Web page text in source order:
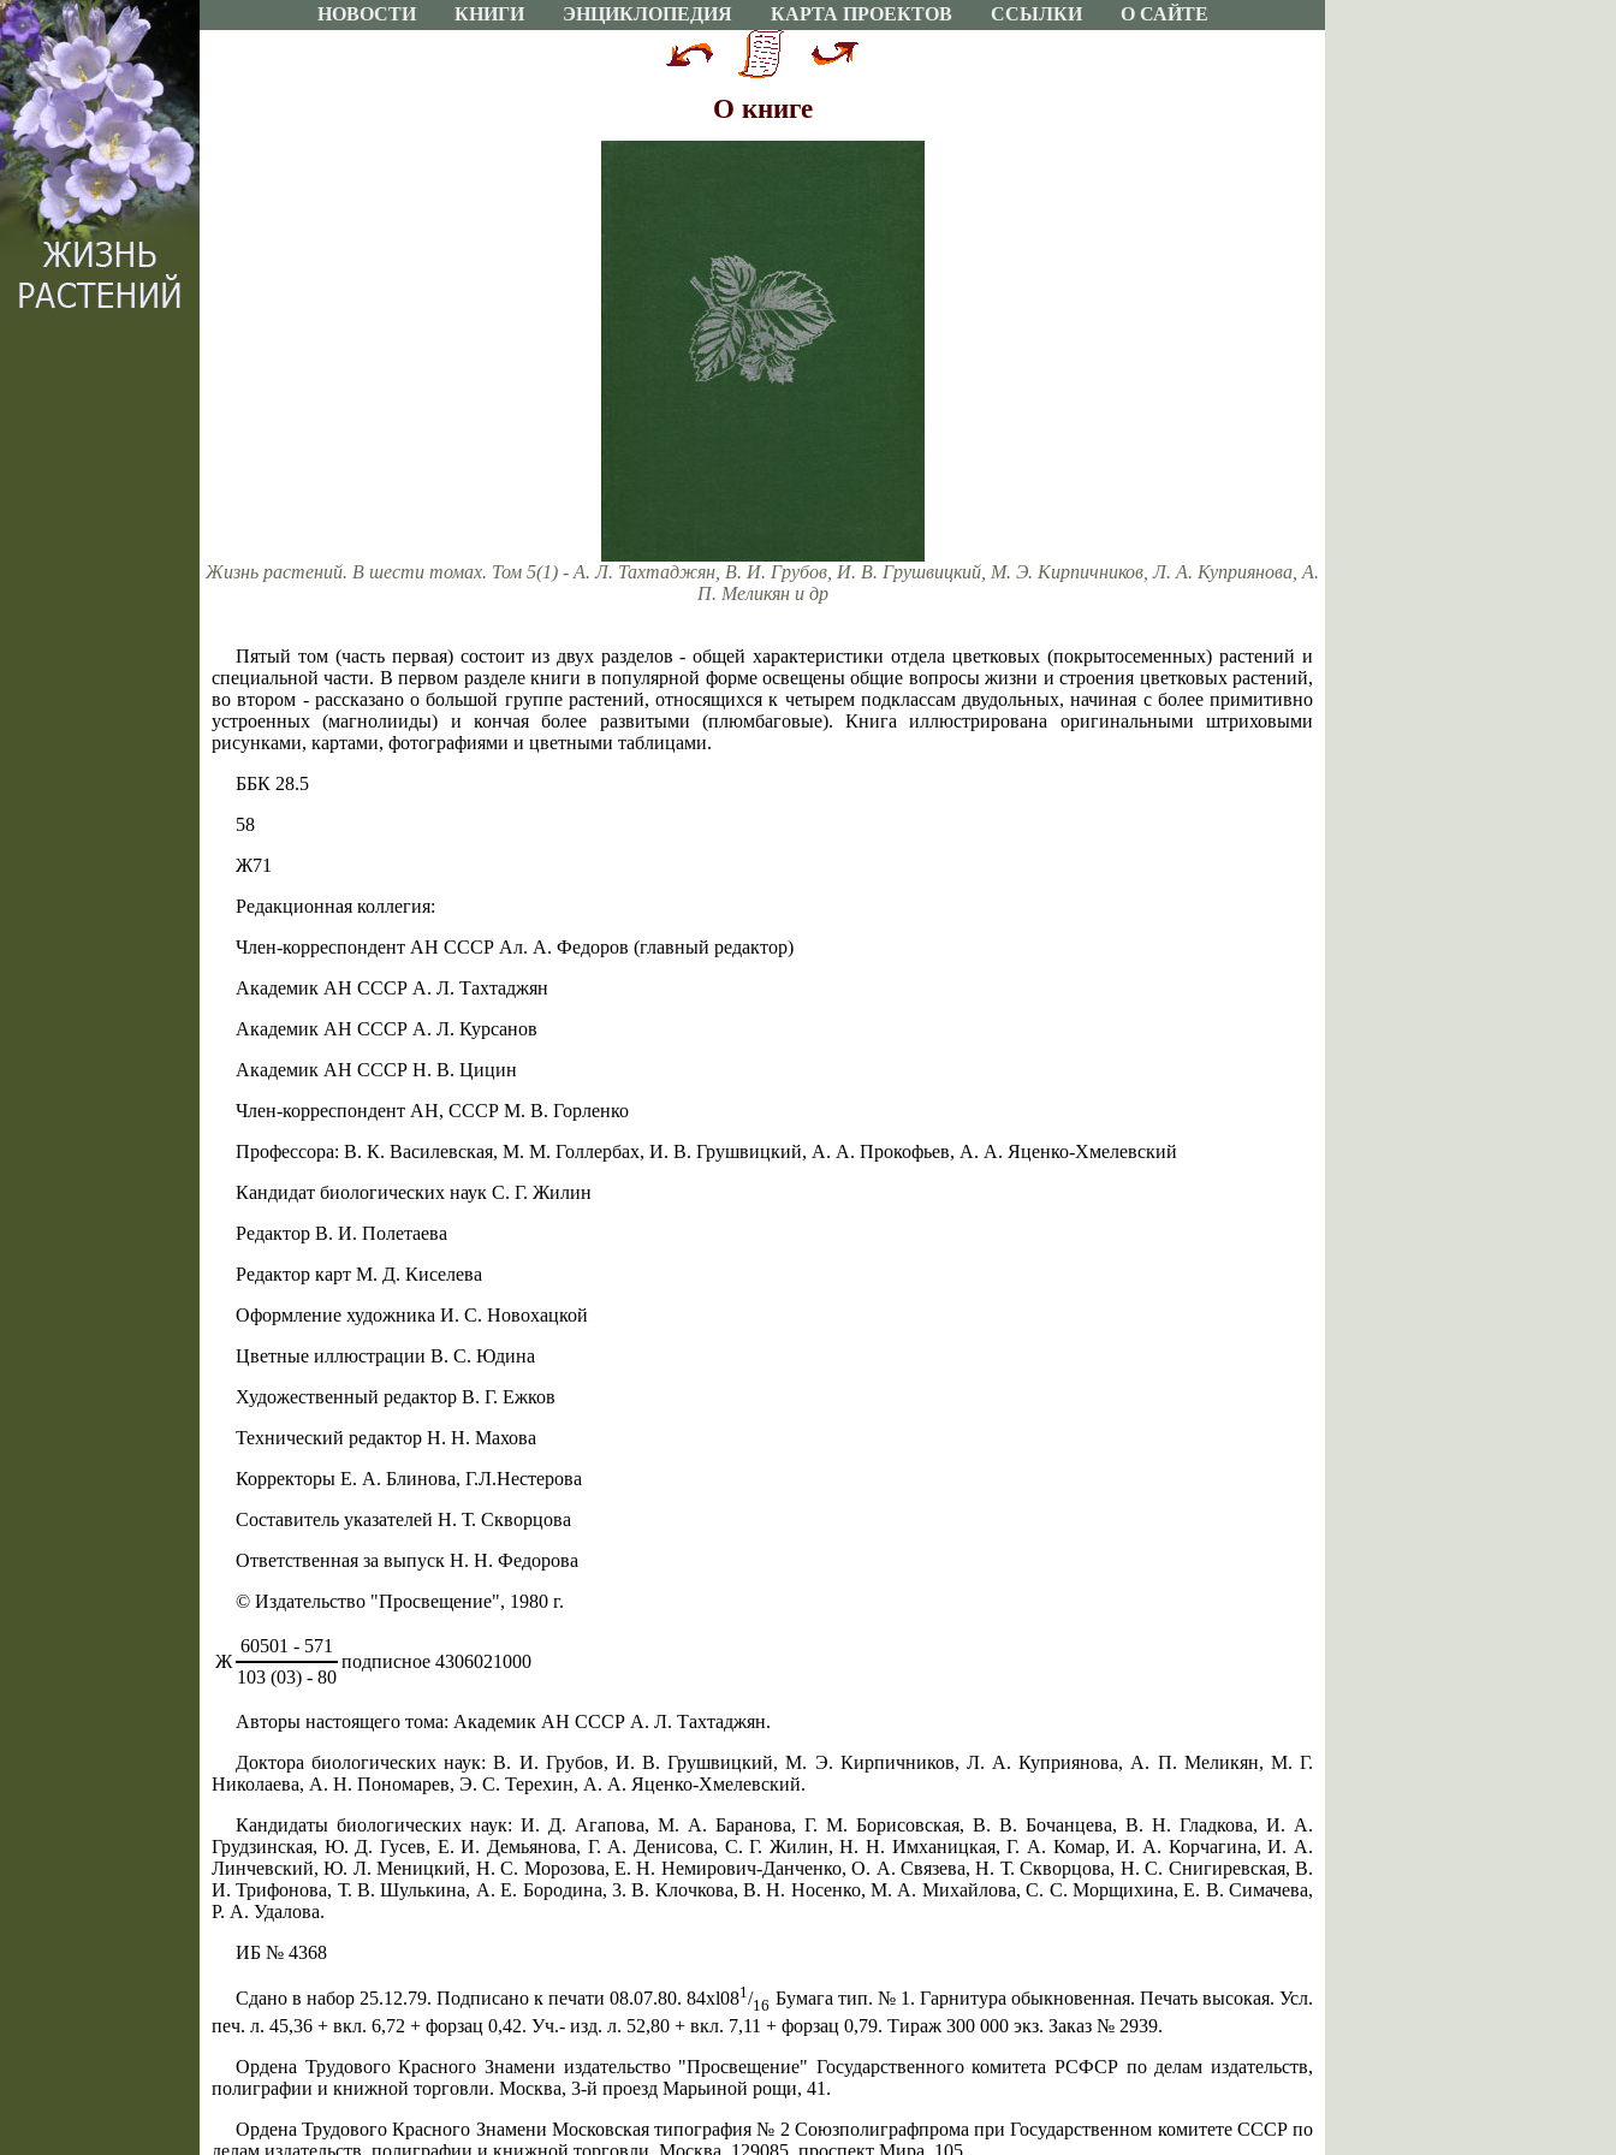
НОВОСТИ КНИГИ ЭНЦИКЛОПЕДИЯ КАРТА ПРОЕКТОВ ССЫЛКИ О САЙТЕ
О книге
Жизнь растений. В шести томах. Том 5(1) - A. Л. Тахтаджян, B. И. Грубов, И. В. Грушвицкий, М. Э. Кирпичников, Л. А. Куприянова, А.
П. Меликян и др
Пятый том (часть первая) состоит из двух разделов - общей характеристики отдела цветковых (покрытосеменных) растений и
специальной части. В первом разделе книги в популярной форме освещены общие вопросы жизни и строения цветковых растений,
во втором - рассказано о большой группе растений, относящихся к четырем подклассам двудольных, начиная с более примитивно
устроенных (магнолииды) и кончая более развитыми (плюмбаговые). Книга иллюстрирована оригинальными штриховыми
рисунками, картами, фотографиями и цветными таблицами.
ББК 28.5
58
Ж71
Редакционная коллегия:
Член-корреспондент АН СССР Ал. А. Федоров (главный редактор)
Академик АН СССР А. Л. Тахтаджян
Академик АН СССР А. Л. Курсанов
Академик АН СССР Н. В. Цицин
Член-корреспондент АН, СССР М. В. Горленко
Профессора: В. К. Василевская, М. М. Голлербах, И. В. Грушвицкий, А. А. Прокофьев, А. А. Яценко-Хмелевский
Кандидат биологических наук С. Г. Жилин
Редактор В. И. Полетаева
Редактор карт М. Д. Киселева
Оформление художника И. С. Новохацкой
Цветные иллюстрации В. С. Юдина
Художественный редактор В. Г. Ежков
Технический редактор Н. Н. Махова
Корректоры Е. А. Блинова, Г.Л.Нестерова
Составитель указателей Н. Т. Скворцова
Ответственная за выпуск Н. Н. Федорова
© Издательство "Просвещение", 1980 г.
Ж
60501 - 571
подписное 4306021000
103 (03) - 80
Авторы настоящего тома: Академик АН СССР A. Л. Тахтаджян.
Доктора биологических наук: B. И. Грубов, И. В. Грушвицкий, М. Э. Кирпичников, Л. А. Куприянова, А. П. Меликян, М. Г.
Николаева, А. Н. Пономарев, Э. С. Терехин, А. А. Яценко-Хмелевский.
Кандидаты биологических наук: И. Д. Агапова, М. А. Баранова, Г. М. Борисовская, В. В. Бочанцева, В. Н. Гладкова, И. А.
Грудзинская, Ю. Д. Гусев, Е. И. Демьянова, Г. А. Денисова, С. Г. Жилин, Н. Н. Имханицкая, Г. А. Комар, И. А. Корчагина, И. А.
Линчевский, Ю. Л. Меницкий, Н. С. Морозова, Е. Н. Немирович-Данченко, О. А. Связева, Н. Т. Скворцова, Н. С. Снигиревская, В.
И. Трифонова, Т. В. Шулькина, А. Е. Бородина, 3. В. Клочкова, В. Н. Носенко, М. А. Михайлова, С. С. Морщихина, Е. В. Симачева,
Р. А. Удалова.
ИБ № 4368
Сдано в набор 25.12.79. Подписано к печати 08.07.80. 84xl081/16 Бумага тип. № 1. Гарнитура обыкновенная. Печать высокая. Усл.
печ. л. 45,36 + вкл. 6,72 + форзац 0,42. Уч.- изд. л. 52,80 + вкл. 7,11 + форзац 0,79. Тираж 300 000 экз. Заказ № 2939.
Ордена Трудового Красного Знамени издательство "Просвещение" Государственного комитета РСФСР по делам издательств,
полиграфии и книжной торговли. Москва, 3-й проезд Марьиной рощи, 41.
Ордена Трудового Красного Знамени Московская типография № 2 Союзполиграфпрома при Государственном комитете СССР по
делам издательств, полиграфии и книжной торговли. Москва, 129085, проспект Мира, 105.